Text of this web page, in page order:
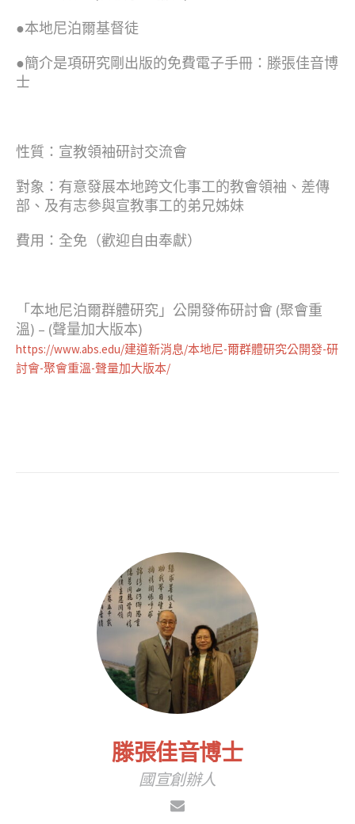
●本地尼泊爾基督徒
●簡介是項研究剛出版的免費電子手冊：滕張佳音博
士
性質：宣教領袖研討交流會
對象：有意發展本地跨文化事工的教會領袖、差傳
部、及有志參與宣教事工的弟兄姊妹
費用：全免（歡迎自由奉獻）
「本地尼泊爾群體研究」公開發佈研討會 (聚會重
溫) – (聲量加大版本)
https://www.abs.edu/建道新消息/本地尼-爾群體研究公開發-研
討會-聚會重溫-聲量加大版本/
滕張佳音博士
國宣創辦人